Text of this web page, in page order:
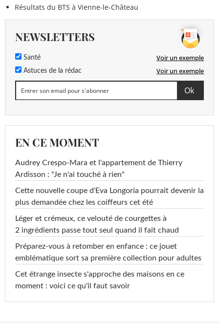
Résultats du BTS à Vienne-le-Château
NEWSLETTERS
Santé Voir un exemple
Astuces de la rédac Voir un exemple
EN CE MOMENT
Audrey Crespo-Mara et l'appartement de Thierry
Ardisson : "Je n'ai touché à rien"
Cette nouvelle coupe d'Eva Longoria pourrait devenir la
plus demandée chez les coiffeurs cet été
Léger et crémeux, ce velouté de courgettes à
2 ingrédients passe tout seul quand il fait chaud
Préparez-vous à retomber en enfance : ce jouet
emblématique sort sa première collection pour adultes
Cet étrange insecte s'approche des maisons en ce
moment : voici ce qu'il faut savoir